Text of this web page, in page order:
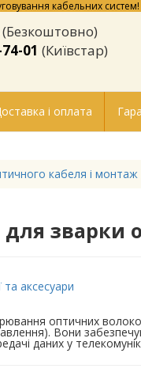
кабельних систем!
(Безкоштовно)
01 (Київстар)
і оплата
кабеля і
зварки
та аксесуари
оптичних
Вони
даних у